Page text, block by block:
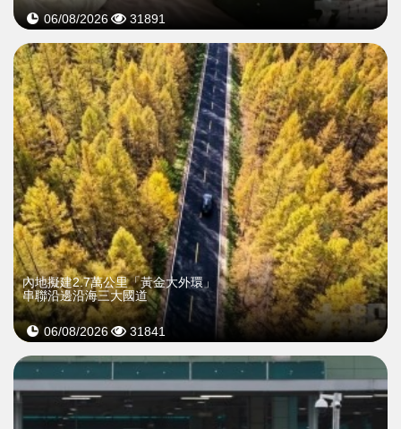
06/08/2026 31891
內地擬建2.7萬公里「黃金大外環」
串聯沿邊沿海三大國道
06/08/2026 31841